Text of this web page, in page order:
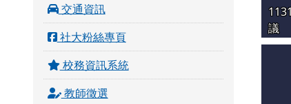
交通資訊
社大粉絲專頁
校務資訊系統
教師徵選
議